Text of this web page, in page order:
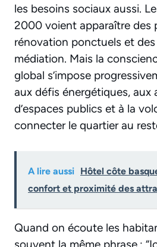
les besoins sociaux aussi.
2000 voient apparaître des
rénovation ponctuels et
médiation. Mais la
global s’impose
aux défis énergétiques, aux
d’espaces publics et à la
connecter le quartier au
A lire aussi Hôtel côte
confort et proximité des
Quand on écoute les